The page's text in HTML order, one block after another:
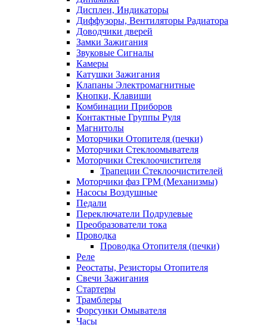
Дисплеи, Индикаторы
Диффузоры, Вентиляторы Радиатора
Доводчики дверей
Замки Зажигания
Звуковые Сигналы
Камеры
Катушки Зажигания
Клапаны Электромагнитные
Кнопки, Клавиши
Комбинации Приборов
Контактные Группы Руля
Магнитолы
Моторчики Отопителя (печки)
Моторчики Стеклоомывателя
Моторчики Стеклоочистителя
Трапеции Стеклоочистителей
Моторчики фаз ГРМ (Механизмы)
Насосы Воздушные
Педали
Переключатели Подрулевые
Преобразователи тока
Проводка
Проводка Отопителя (печки)
Реле
Реостаты, Резисторы Отопителя
Свечи Зажигания
Стартеры
Трамблеры
Форсунки Омывателя
Часы